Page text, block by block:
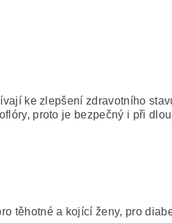
ke zlepšení zdravotního
proto je bezpečný i při
těhotné a kojící ženy, pro